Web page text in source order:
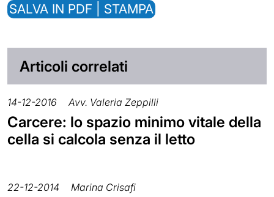
SALVA IN PDF | STAMPA
Articoli correlati
14-12-2016 Avv. Valeria Zeppilli
Carcere: lo spazio minimo vitale della
cella si calcola senza il letto
22-12-2014 Marina Crisafi